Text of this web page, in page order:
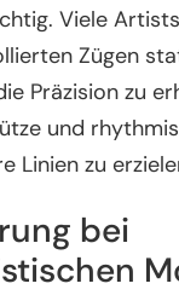
Viele
Zügen
Präzision zu
und
Linien zu
bei